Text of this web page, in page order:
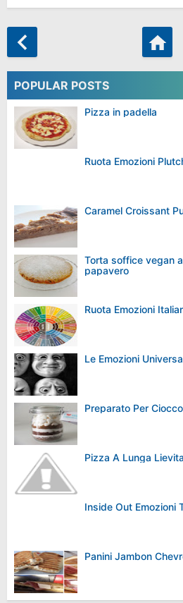
POPULAR POSTS
Pizza in padella
Ruota Emozioni
Caramel Croissant
Torta soffice vegan
papavero
Ruota Emozioni
Le Emozioni
Preparato Per
Pizza A Lunga
Inside Out Emozioni
Panini Jambon